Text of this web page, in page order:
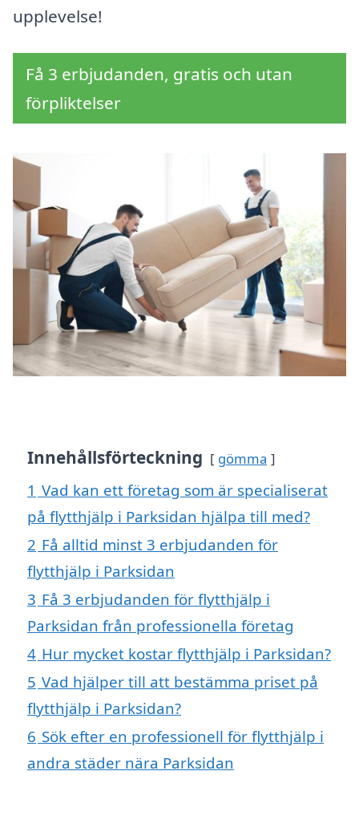
upplevelse!
Få 3 erbjudanden, gratis och utan
förpliktelser
Innehållsförteckning gömma
1 Vad kan ett företag som är specialiserat
på flytthjälp i Parksidan hjälpa till med?
2 Få alltid minst 3 erbjudanden för
flytthjälp i Parksidan
3 Få 3 erbjudanden för flytthjälp i
Parksidan från professionella företag
4 Hur mycket kostar flytthjälp i Parksidan?
5 Vad hjälper till att bestämma priset på
flytthjälp i Parksidan?
6 Sök efter en professionell för flytthjälp i
andra städer nära Parksidan